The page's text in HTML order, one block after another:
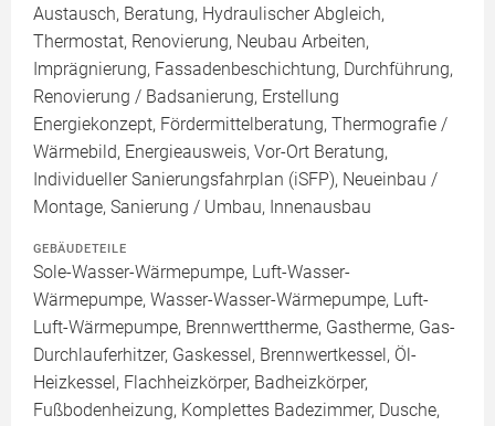
Austausch, Beratung, Hydraulischer Abgleich,
Thermostat, Renovierung, Neubau Arbeiten,
Imprägnierung, Fassadenbeschichtung, Durchführung,
Renovierung / Badsanierung, Erstellung
Energiekonzept, Fördermittelberatung, Thermografie /
Wärmebild, Energieausweis, Vor-Ort Beratung,
Individueller Sanierungsfahrplan (iSFP), Neueinbau /
Montage, Sanierung / Umbau, Innenausbau
GEBÄUDETEILE
Sole-Wasser-Wärmepumpe, Luft-Wasser-
Wärmepumpe, Wasser-Wasser-Wärmepumpe, Luft-
Luft-Wärmepumpe, Brennwerttherme, Gastherme, Gas-
Durchlauferhitzer, Gaskessel, Brennwertkessel, Öl-
Heizkessel, Flachheizkörper, Badheizkörper,
Fußbodenheizung, Komplettes Badezimmer, Dusche,